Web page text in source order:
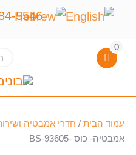
5546
0
עמוד הבית/ חדרי אמבטיה
אמבטיה- כוס -BS-93605